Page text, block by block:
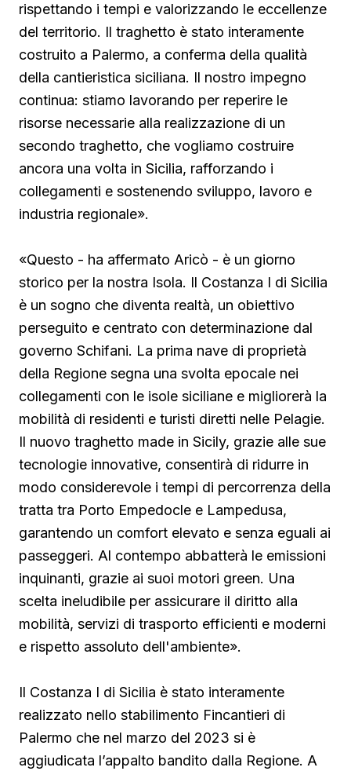
rispettando i tempi e valorizzando le eccellenze
del territorio. Il traghetto è stato interamente
costruito a Palermo, a conferma della qualità
della cantieristica siciliana. Il nostro impegno
continua: stiamo lavorando per reperire le
risorse necessarie alla realizzazione di un
secondo traghetto, che vogliamo costruire
ancora una volta in Sicilia, rafforzando i
collegamenti e sostenendo sviluppo, lavoro e
industria regionale».
«Questo - ha affermato Aricò - è un giorno
storico per la nostra Isola. Il Costanza I di Sicilia
è un sogno che diventa realtà, un obiettivo
perseguito e centrato con determinazione dal
governo Schifani. La prima nave di proprietà
della Regione segna una svolta epocale nei
collegamenti con le isole siciliane e migliorerà la
mobilità di residenti e turisti diretti nelle Pelagie.
Il nuovo traghetto made in Sicily, grazie alle sue
tecnologie innovative, consentirà di ridurre in
modo considerevole i tempi di percorrenza della
tratta tra Porto Empedocle e Lampedusa,
garantendo un comfort elevato e senza eguali ai
passeggeri. Al contempo abbatterà le emissioni
inquinanti, grazie ai suoi motori green. Una
scelta ineludibile per assicurare il diritto alla
mobilità, servizi di trasporto efficienti e moderni
e rispetto assoluto dell'ambiente».
Il Costanza I di Sicilia è stato interamente
realizzato nello stabilimento Fincantieri di
Palermo che nel marzo del 2023 si è
aggiudicata l’appalto bandito dalla Regione. A